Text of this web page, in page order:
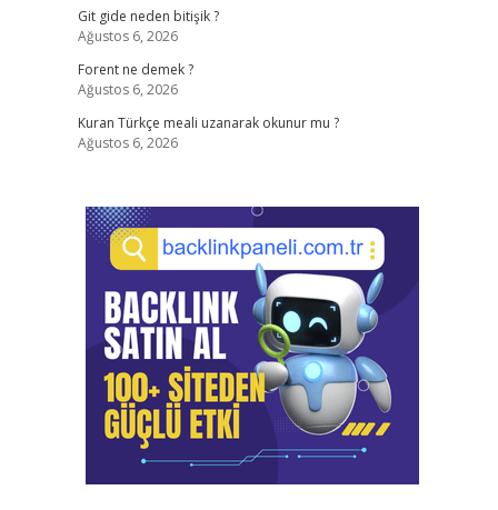
Git gide neden bitişik ?
Ağustos 6, 2026
Forent ne demek ?
Ağustos 6, 2026
Kuran Türkçe meali uzanarak okunur mu ?
Ağustos 6, 2026